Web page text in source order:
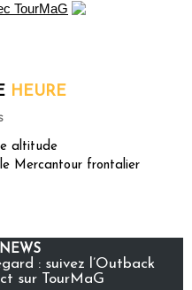
HEURE
altitude
Mercantour frontalier
: suivez l’Outback
sur TourMaG